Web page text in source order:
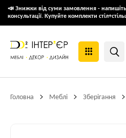
📣 Знижки від суми замовлення -
консультації. Купуйте комплекти
Головна Меблі Зберігання